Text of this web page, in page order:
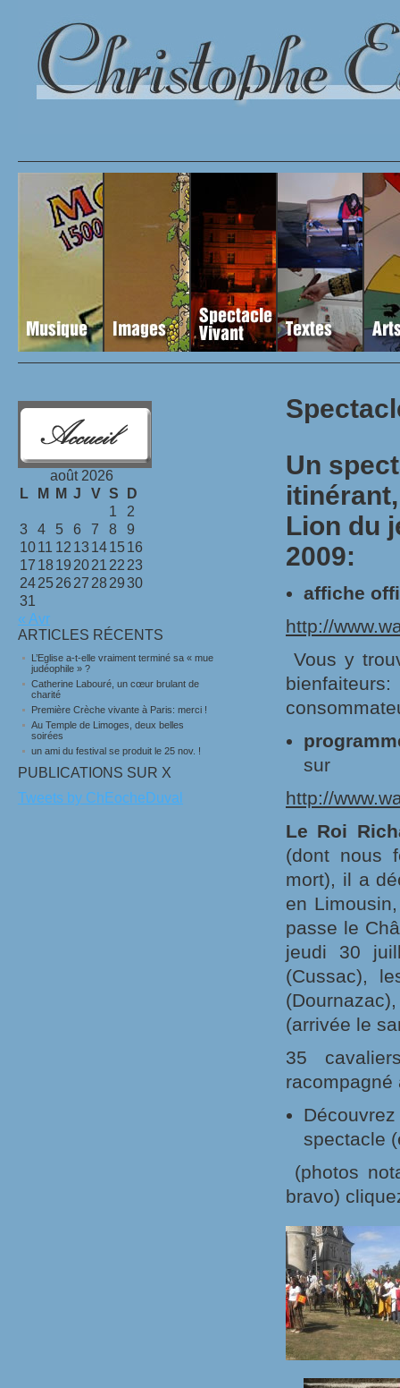
Un
Lion du
2009:
affiche
http://
Vous y
sur
http://
Le Roi
(dont nous
mort), il a
en
passe le
jeudi 30
(Cussac),
(arrivée le
35
racompagné
spectacle
(photos
bravo)
août 2026
L
M M J V S
D
1
2
3
4 5 6 7 8
9
1011 12 13141516
17 1819 2021 22 23
242526 27 282930
31
« Avr
ARTICLES RÉCENTS
L’Eglise a-t-elle vraiment terminé sa « mue
judéophile » ?
Catherine Labouré, un cœur brulant de
charité
Première Crèche vivante à Paris: merci !
Au Temple de Limoges, deux belles
soirées
un ami du festival se produit le 25 nov. !
PUBLICATIONS SUR X
Tweets by ChEocheDuval